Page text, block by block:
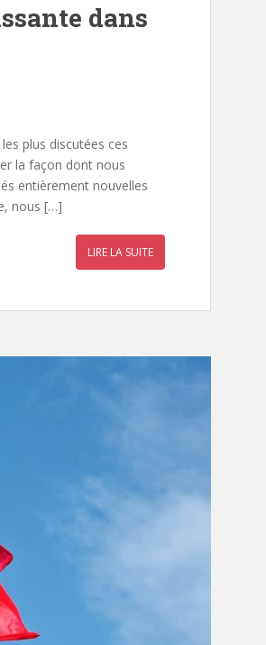
dans
plus discutées ces
la façon dont nous
entièrement nouvelles
nous […]
LIRE LA SUITE